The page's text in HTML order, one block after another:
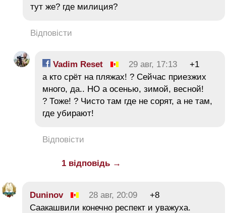
тут же? где милиция?
Відповісти
Vadim Reset 29 авг, 17:13
+1
а кто срёт на пляжах! ? Сейчас приезжих
много, да.. НО а осенью, зимой, весной!
? Тоже! ? Чисто там где не сорят, а не там,
где убирают!
Відповісти
1 відповідь →
Duninov 28 авг, 20:09
+8
Саакашвили конечно респект и уважуха.